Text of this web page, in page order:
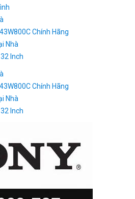
Chính Hãng
Nhà
Inch
Chính Hãng
Nhà
Inch